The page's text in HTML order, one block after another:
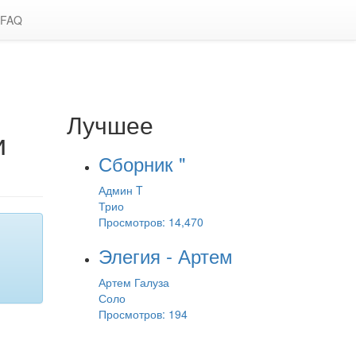
FAQ
Лучшее
Сборник "
Админ T
Трио
Просмотров: 14,470
Элегия - Артем
Артем Галуза
Соло
Просмотров: 194